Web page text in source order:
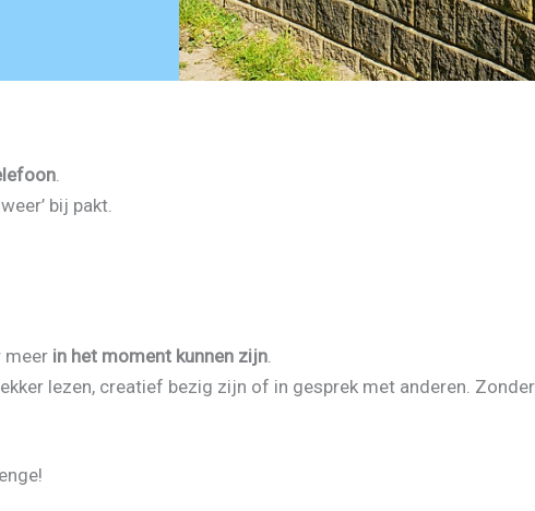
.
bij pakt.
meer in het moment kunnen zijn
lezen, creatief bezig zijn of in gesprek met anderen.